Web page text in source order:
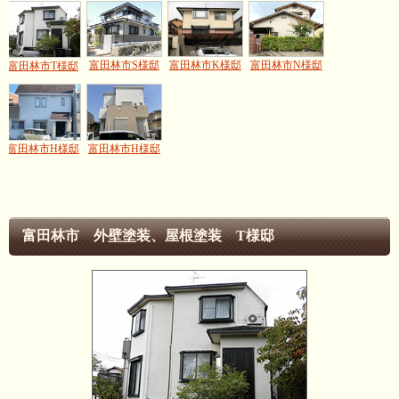
富田林市T様邸 富田林市S様邸 富田林市K様邸 富田林市N様邸
富田林市H様邸 富田林市H様邸
富田林市 外壁塗装、屋根塗装 T様邸